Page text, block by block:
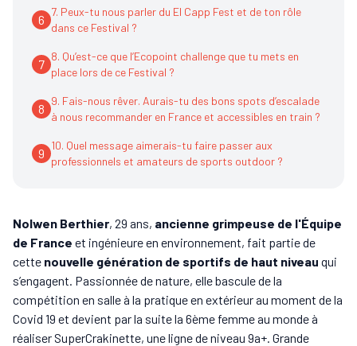
6
7. Peux-tu nous parler du El Capp Fest et de ton rôle
dans ce Festival ?
7
8. Qu’est-ce que l’Ecopoint challenge que tu mets en
place lors de ce Festival ?
8
9. Fais-nous rêver. Aurais-tu des bons spots d’escalade
à nous recommander en France et accessibles en train ?
9
10. Quel message aimerais-tu faire passer aux
professionnels et amateurs de sports outdoor ?
Nolwen Berthier, 29 ans, ancienne grimpeuse de l'Équipe
de France et ingénieure en environnement, fait partie de
cette nouvelle génération de sportifs de haut niveau qui
s’engagent. Passionnée de nature, elle bascule de la
compétition en salle à la pratique en extérieur au moment de la
Covid 19 et devient par la suite la 6ème femme au monde à
réaliser SuperCrakinette, une ligne de niveau 9a+. Grande